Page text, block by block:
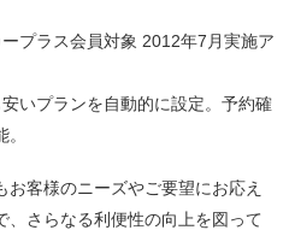
プラス会員対象 2012年7月実施ア
いプランを自動的に設定。予約確
客様のニーズやご要望にお応え
、さらなる利便性の向上を図って